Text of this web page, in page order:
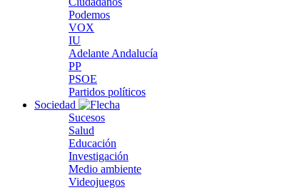
Podemos
VOX
IU
Adelante Andalucía
PP
PSOE
Partidos políticos
Sociedad
Sucesos
Salud
Educación
Investigación
Medio ambiente
Videojuegos